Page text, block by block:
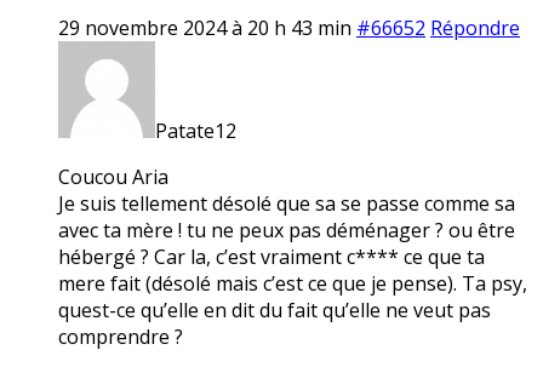
29 novembre 2024 à 20 h 43 min #66652 Répondre
Patate12
Coucou Aria
Je suis tellement désolé que sa se passe comme sa
avec ta mère ! tu ne peux pas déménager ? ou être
hébergé ? Car la, c’est vraiment c**** ce que ta
mere fait (désolé mais c’est ce que je pense). Ta psy,
quest-ce qu’elle en dit du fait qu’elle ne veut pas
comprendre ?